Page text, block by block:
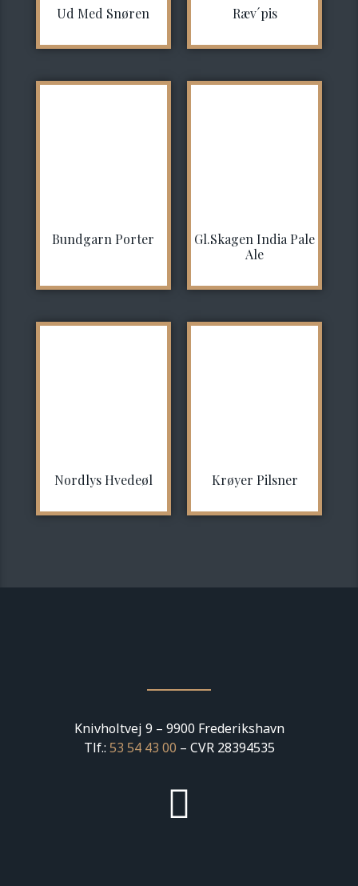
Ud Med Snøren Ræv´pis
Bundgarn Porter
Gl.Skagen India Pale
Ale
Nordlys Hvedeøl Krøyer Pilsner
Knivholtvej 9 – 9900 Frederikshavn
Tlf.: 53 54 43 00 – CVR 28394535